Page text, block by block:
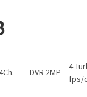
DVR 2MP
4
fps/